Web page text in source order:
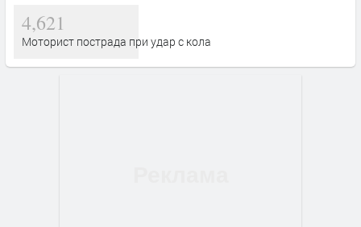
4,621
Моторист пострада при удар с кола